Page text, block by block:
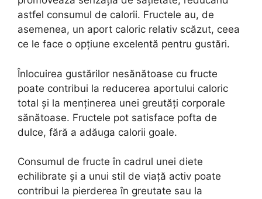
astfel consumul de calorii. Fructele au, de
asemenea, un aport caloric relativ scăzut, ceea
ce le face o opțiune excelentă pentru gustări.
Înlocuirea gustărilor nesănătoase cu fructe
poate contribui la reducerea aportului caloric
total și la menținerea unei greutăți corporale
sănătoase. Fructele pot satisface pofta de
dulce, fără a adăuga calorii goale.
Consumul de fructe în cadrul unei diete
echilibrate și a unui stil de viață activ poate
contribui la pierderea în greutate sau la